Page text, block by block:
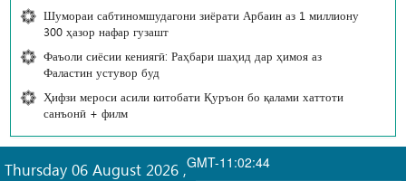
Шумораи сабтиномшудагони зиёрати Арбаин аз 1 миллиону
300 ҳазор нафар гузашт
Фаъоли сиёсии кениягӣ: Раҳбари шаҳид дар ҳимоя аз
Фаластин устувор буд
Ҳифзи мероси асили китобати Қуръон бо қалами хаттоти
санъонӣ + филм
GMT-11:02:44
Thursday 06 August 2026 ,